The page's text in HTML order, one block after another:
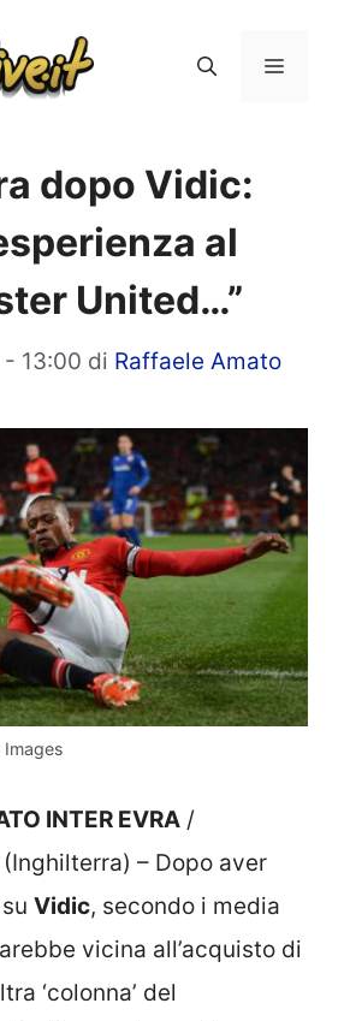
Menu
dopo Vidic:
al
United…”
- 13:00 di Raffaele Amato
Images
INTER EVRA /
(Inghilterra) – Dopo aver
Vidic, secondo i media
vicina all’acquisto di
‘colonna’ del